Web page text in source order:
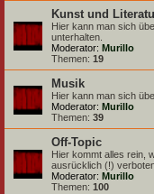
Kunst und
Hier kann man sich
unterhalten.
Moderator: Murillo
Themen: 19
Musik
Hier kann man sich
Moderator: Murillo
Themen: 39
Off-Topic
Hier kommt alles rein,
ausrücklich (!)
Moderator: Murillo
Themen: 100